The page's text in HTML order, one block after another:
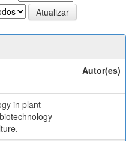
Autor(es)
in plant
-